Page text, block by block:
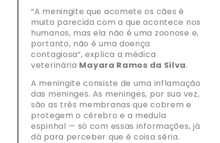
“A meningite que acomete os cães é
muito parecida com a que acontece nos
humanos, mas ela não é uma zoonose e,
portanto, não é uma doença
contagiosa”, explica a médica
veterinária Mayara Ramos da Silva.
A meningite consiste de uma inflamação
das meninges. As meninges, por sua vez,
são as três membranas que cobrem e
protegem o cérebro e a medula
espinhal — só com essas informações, já
dá para perceber que é coisa séria.